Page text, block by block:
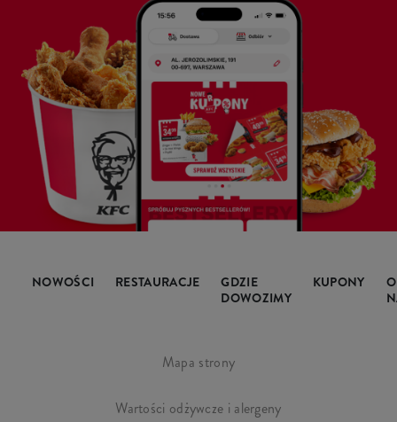
NOWOŚCI RESTAURACJE
GDZIE
DOWOZIMY
KUPONY
O
Mapa strony
Wartości odżywcze i alergeny